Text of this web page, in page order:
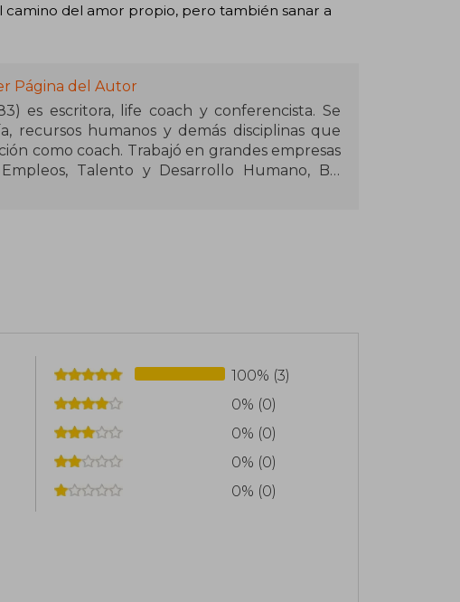
camino del amor propio, pero también sanar a
Página del Autor
es escritora, life coach y conferencista. Se
recursos humanos y demás disciplinas que
Talento y Desarrollo Humano, BP
su consultora Giga Minds, donde asesora y
100% (3)
0% (0)
0% (0)
0% (0)
0% (0)